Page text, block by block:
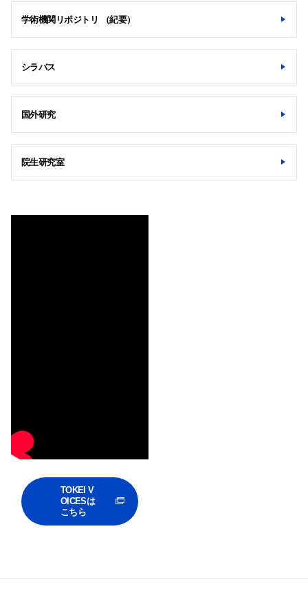
学術機関リポジトリ （紀要）
シラバス
国外研究
院生研究室
TOKEI V
OICESは
こちら